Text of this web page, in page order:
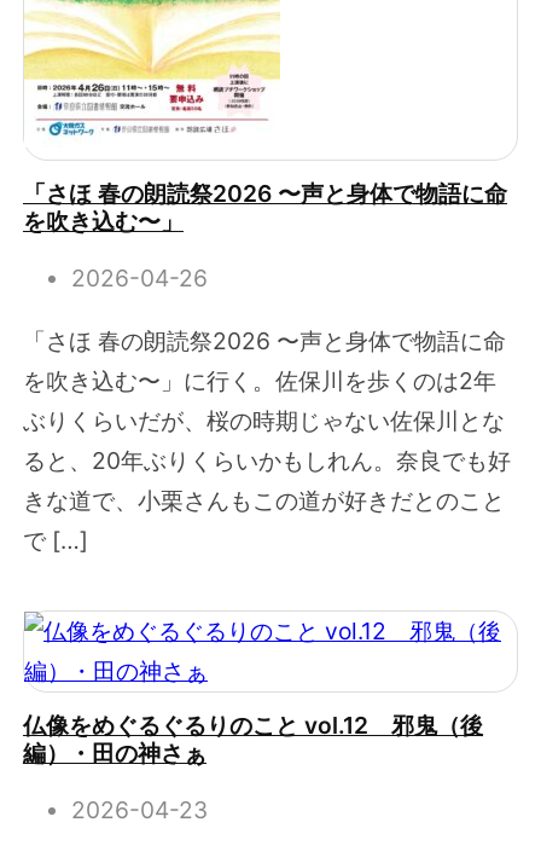
「さほ 春の朗読祭2026 〜声と身体で物語に命
を吹き込む〜」
2026-04-26
「さほ 春の朗読祭2026 〜声と身体で物語に命
を吹き込む〜」に行く。佐保川を歩くのは2年
ぶりくらいだが、桜の時期じゃない佐保川とな
ると、20年ぶりくらいかもしれん。奈良でも好
きな道で、小栗さんもこの道が好きだとのこと
で […]
仏像をめぐるぐるりのこと vol.12 邪鬼（後
編）・田の神さぁ
2026-04-23